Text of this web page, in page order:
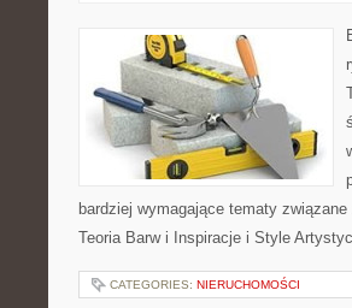
bardziej wymagające tematy
Teoria Barw i Inspiracje i Style
CATEGORIES: NIERUCHOMOŚCI